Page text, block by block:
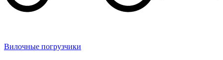
Вилочные погрузчики